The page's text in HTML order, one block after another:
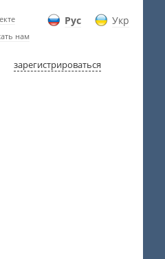
Рус Укр
нам
зарегистрироваться